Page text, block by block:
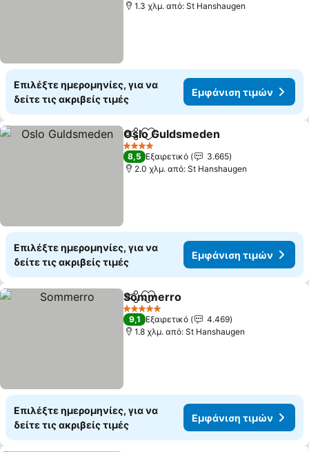
1.3 χλμ. από: St Hanshaugen
Επιλέξτε ημερομηνίες, για να
δείτε τις ακριβείς τιμές
Εμφάνιση τιμών
Κοινοποίηση
Προσθήκη στα αγαπημένα
Oslo Guldsmeden
4 Αστέρια
8,5 Εξαιρετικό
3.665
2.0 χλμ. από: St Hanshaugen
Επιλέξτε ημερομηνίες, για να
δείτε τις ακριβείς τιμές
Εμφάνιση τιμών
Κοινοποίηση
Προσθήκη στα αγαπημένα
Sommerro
5 Αστέρια
9,1 Εξαιρετικό
4.469
1.8 χλμ. από: St Hanshaugen
Επιλέξτε ημερομηνίες, για να
δείτε τις ακριβείς τιμές
Εμφάνιση τιμών